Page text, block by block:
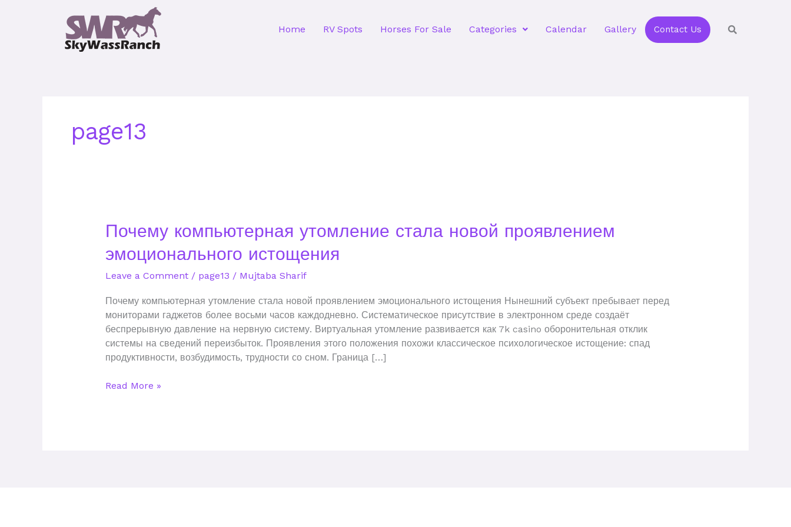
Home RV Spots Horses For Sale Categories Calendar Gallery Contact Us
page13
Почему компьютерная утомление стала новой проявлением
эмоционального истощения
Leave a Comment / page13 / Mujtaba Sharif
Почему компьютерная утомление стала новой проявлением эмоционального истощения Нынешний субъект пребывает перед
мониторами гаджетов более восьми часов каждодневно. Систематическое присутствие в электронном среде создаёт
беспрерывную давление на нервную систему. Виртуальная утомление развивается как 7k casino оборонительная отклик
системы на сведений переизбыток. Проявления этого положения похожи классическое психологическое истощение: спад
продуктивности, возбудимость, трудности со сном. Граница […]
Почему
компьютерная
утомление
новой
проявлением
эмоционального
истощения
Read More »